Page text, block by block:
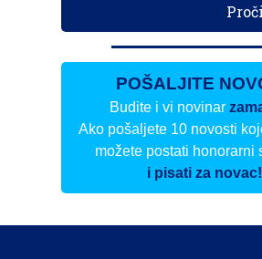
POŠALJITE
Budite i vi novinar
Ako pošaljete 10 novosti
možete postati honorarni
i pisati za novac!